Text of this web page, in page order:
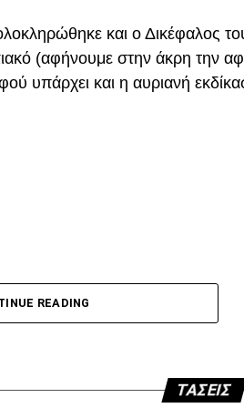
δύσκολη φάση. Καταλόγισε
και ο Δικέφαλος
(αφήνουμε στην άκρη την
υπάρχει και η αυριανή
READING
ΤΆΣΕΙΣ